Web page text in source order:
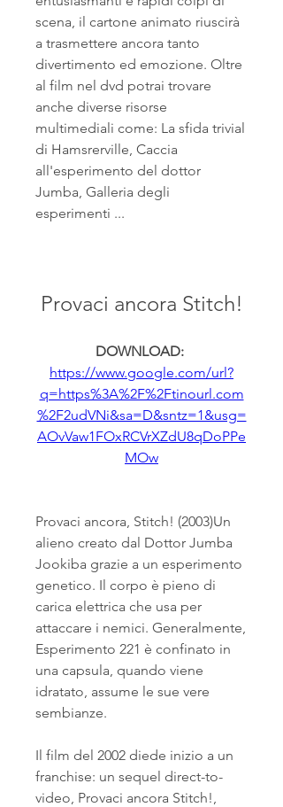
scena, il cartone animato riuscirà
a trasmettere ancora tanto
divertimento ed emozione. Oltre
al film nel dvd potrai trovare
anche diverse risorse
multimediali come: La sfida trivial
di Hamsrerville, Caccia
all'esperimento del dottor
Jumba, Galleria degli
esperimenti ...
Provaci ancora Stitch!
https://www.google.com/url?
q=https%3A%2F%2Ftinourl.com
%2F2udVNi&sa=D&sntz=1&usg=
AOvVaw1FOxRCVrXZdU8qDoPPe
MOw
Provaci ancora, Stitch! (2003)Un
alieno creato dal Dottor Jumba
Jookiba grazie a un esperimento
genetico. Il corpo è pieno di
carica elettrica che usa per
attaccare i nemici. Generalmente,
Esperimento 221 è confinato in
una capsula, quando viene
idratato, assume le sue vere
sembianze.
Il film del 2002 diede inizio a un
franchise: un sequel direct-to-
video, Provaci ancora Stitch!,